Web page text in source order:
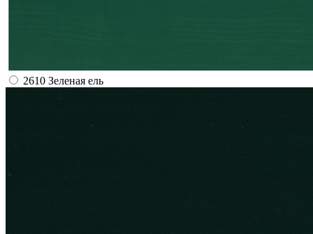
2610 Зеленая ель